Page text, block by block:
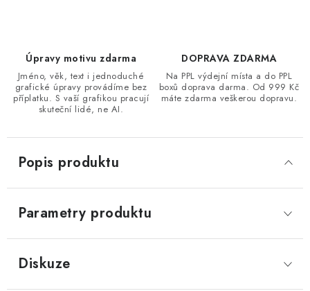
Úpravy motivu zdarma
Jméno, věk, text i jednoduché
grafické úpravy provádíme bez
příplatku. S vaší grafikou pracují
skuteční lidé, ne AI.
DOPRAVA ZDARMA
Na PPL výdejní místa a do PPL
boxů doprava darma. Od 999 Kč
máte zdarma veškerou dopravu.
Popis produktu
Parametry produktu
Diskuze